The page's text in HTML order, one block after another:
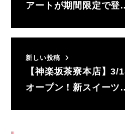
アートが期間限定で登
新しい投稿
【神楽坂茶寮本店】3/
オープン！新スイーツ